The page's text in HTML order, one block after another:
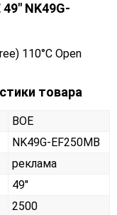
NK49G-
110°C Open
товара
BOE
NK49G-EF250MB
реклама
49"
2500